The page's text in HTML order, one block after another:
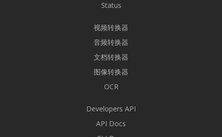
Status
视频转换器
音频转换器
文档转换器
图像转换器
OCR
Developers API
API Docs